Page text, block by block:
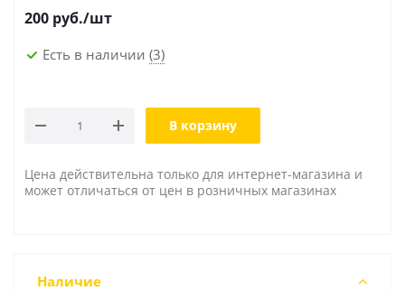
200 руб./шт
Есть в наличии (3)
В корзину
Цена действительна только для интернет-магазина и
может отличаться от цен в розничных магазинах
Наличие